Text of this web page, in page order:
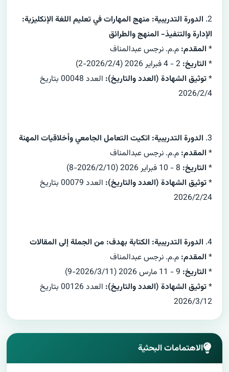
2. الدورة التدريبية: منهج المهارات في تعليم اللغة الإنكليزية:
الإدارة والتنفيذ- المنهج والطرائق
* المقدم: م.م. نرجس عبدالمناف
* التاريخ:
*توثيق الشهادة (العدد والتاريخ):
العدد 00048 بتاريخ
2026/2/4
3. الدورة التدريبية: اتكيت التعامل الجامعي وأخلاقيات المهنة
* المقدم: م.م. نرجس عبدالمناف
* التاريخ:
*توثيق الشهادة (العدد والتاريخ):
العدد 00079 بتاريخ
2026/2/24
4. الدورة التدريبية: الكتابة بهدف: من الجملة إلى المقالات
* المقدم: م.م. نرجس عبدالمناف
* التاريخ:
*توثيق الشهادة (العدد والتاريخ):
العدد 00126 بتاريخ
2026/3/12
الاهتمامات البحثية